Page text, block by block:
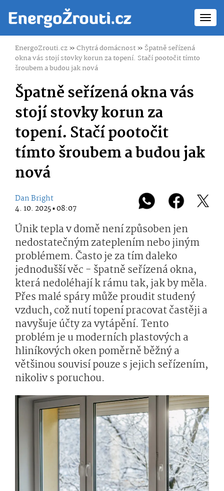
EnergoZrouti.cz»Chytrá domácnost» Špatně seřízená
okna vás stojí stovky korun za topení. Stačí pootočit tímto
šroubem a budou jak nová
Špatně seřízená okna vás
stojí stovky korun za
topení. Stačí pootočit
tímto šroubem a budou jak
nová
Dan Bright
4. 10. 2025 ▪ 08:07
Únik tepla v domě není způsoben jen
nedostatečným zateplením nebo jiným
problémem. Často je za tím daleko
jednodušší věc - špatně seřízená okna,
která nedoléhají k rámu tak, jak by měla.
Přes malé spáry může proudit studený
vzduch, což nutí topení pracovat častěji a
navyšuje účty za vytápění. Tento
problém je u moderních plastových a
hliníkových oken poměrně běžný a
většinou souvisí pouze s jejich seřízením,
nikoliv s poruchou.